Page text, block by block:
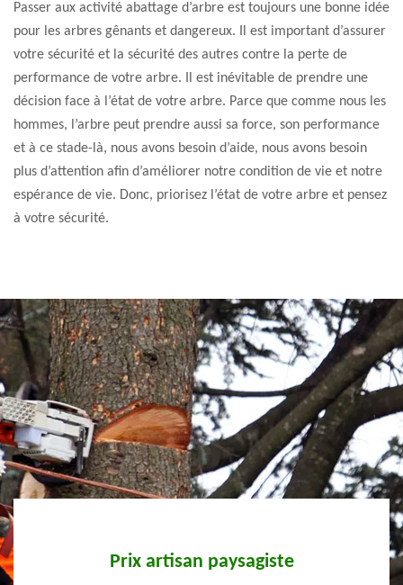
Passer aux activité abattage d’arbre est toujours une bonne idée
pour les arbres gênants et dangereux. Il est important d’assurer
votre sécurité et la sécurité des autres contre la perte de
performance de votre arbre. Il est inévitable de prendre une
décision face à l’état de votre arbre. Parce que comme nous les
hommes, l’arbre peut prendre aussi sa force, son performance
et à ce stade-là, nous avons besoin d’aide, nous avons besoin
plus d’attention afin d’améliorer notre condition de vie et notre
espérance de vie. Donc, priorisez l’état de votre arbre et pensez
à votre sécurité.
Prix artisan paysagiste